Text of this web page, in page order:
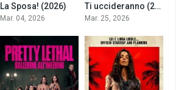
5.8
La Sposa! (2026)
Mar. 04, 2026
6.5Ti uccideranno (2026)
Mar. 25, 2026